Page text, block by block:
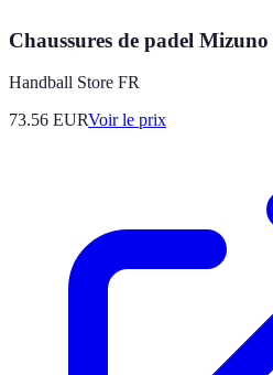
Chaussures de padel
Handball Store FR
73.56 EURVoir le prix